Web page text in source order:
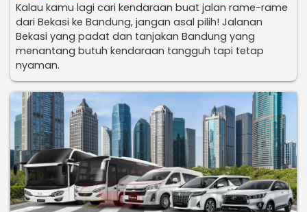
Kalau kamu lagi cari kendaraan buat jalan rame-rame
dari Bekasi ke Bandung, jangan asal pilih! Jalanan
Bekasi yang padat dan tanjakan Bandung yang
menantang butuh kendaraan tangguh tapi tetap
nyaman.